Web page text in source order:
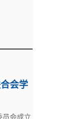
会学
员会成立